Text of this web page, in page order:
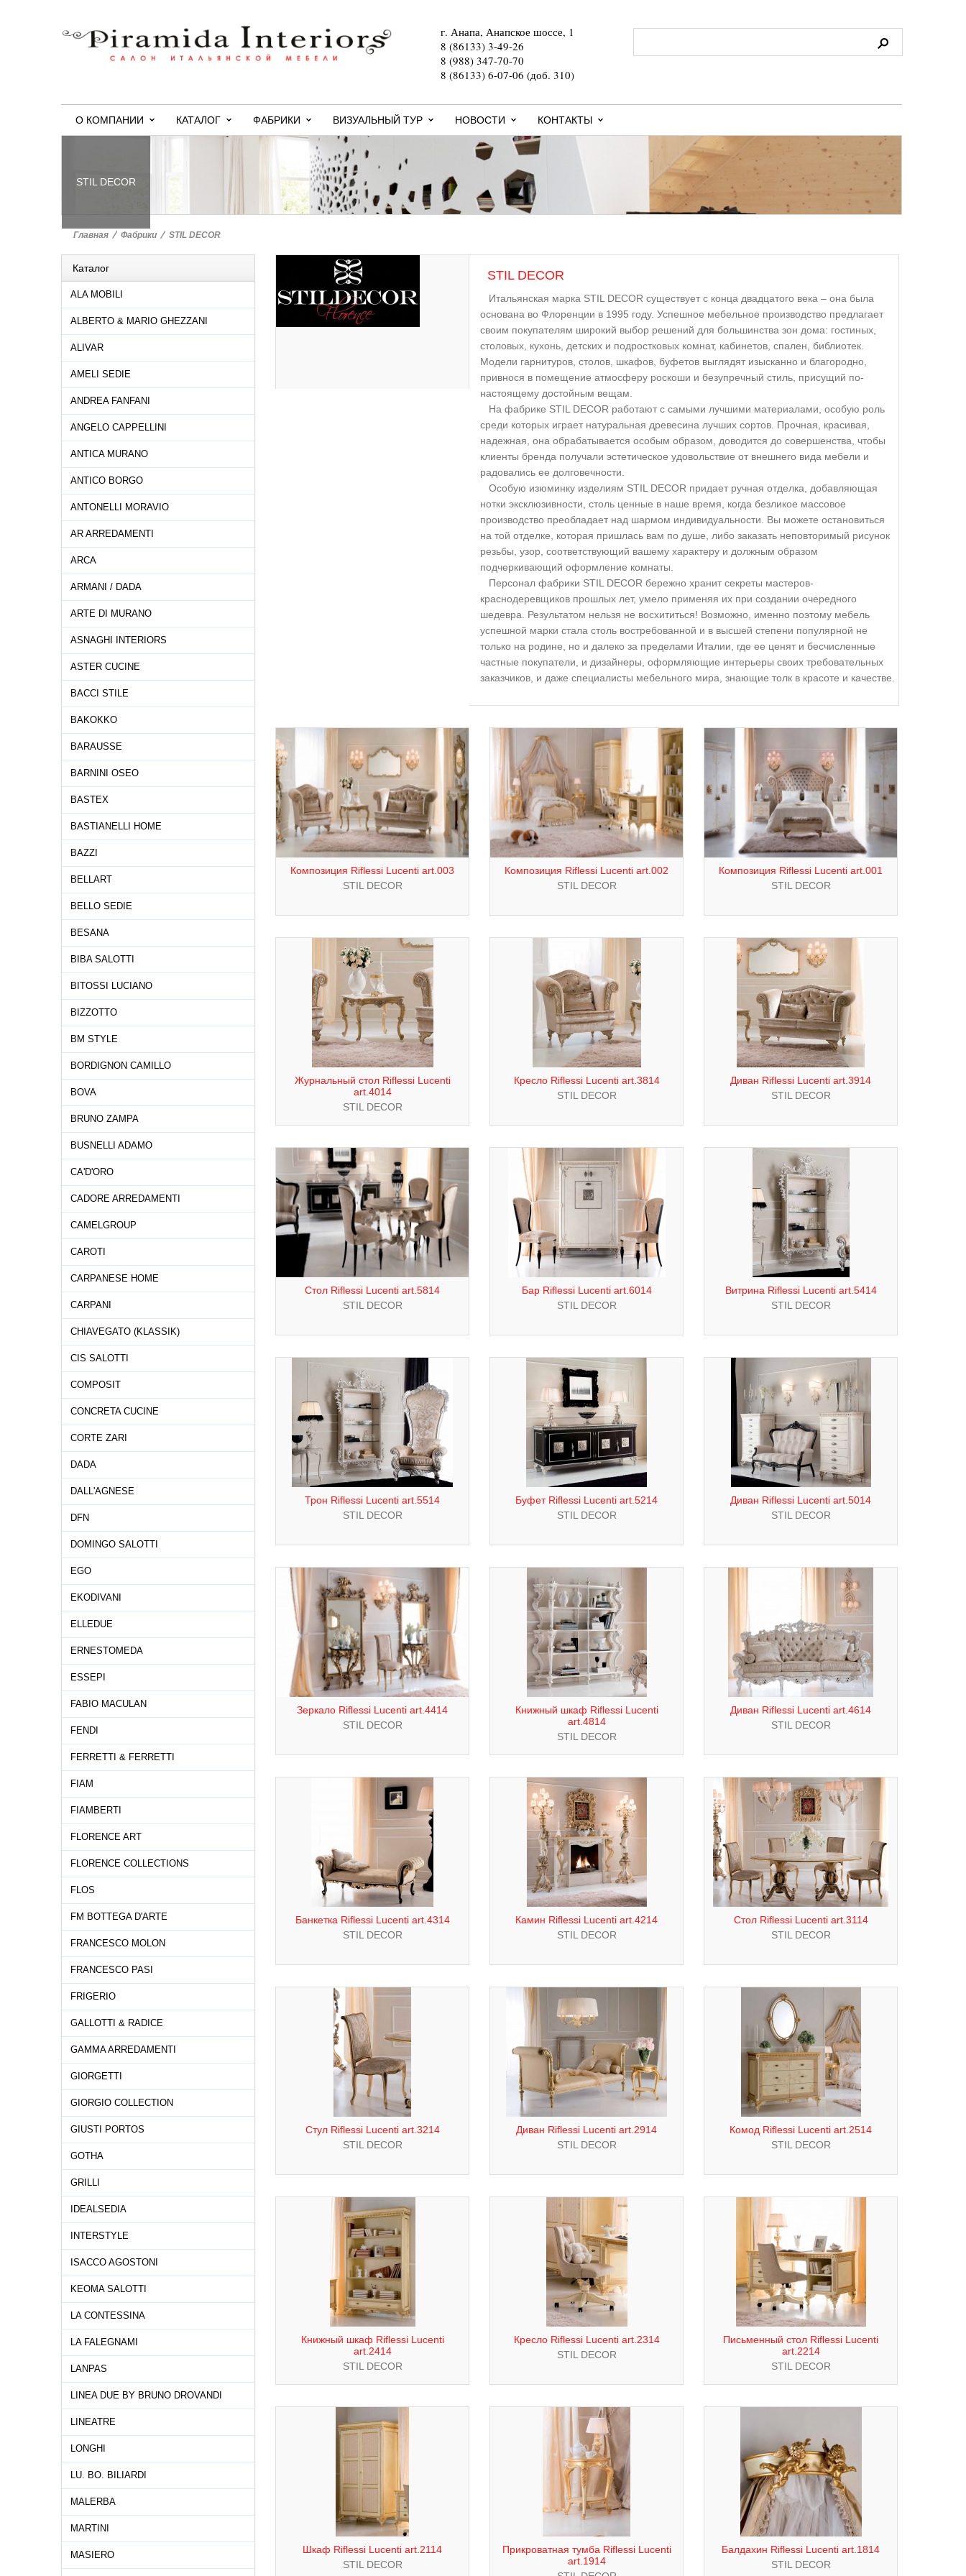
г. Анапа, Анапское шоссе, 1
8 (86133) 3-49-26
8 (988) 347-70-70
8 (86133) 6-07-06 (доб. 310)
О КОМПАНИИ КАТАЛОГ ФАБРИКИ ВИЗУАЛЬНЫЙ ТУР НОВОСТИ КОНТАКТЫ
STIL DECOR
Главная > Фабрики > STIL DECOR
Каталог
ALA MOBILI
ALBERTO & MARIO GHEZZANI
ALIVAR
AMELI SEDIE
ANDREA FANFANI
ANGELO CAPPELLINI
ANTICA MURANO
ANTICO BORGO
ANTONELLI MORAVIO
AR ARREDAMENTI
ARCA
ARMANI / DADA
ARTE DI MURANO
ASNAGHI INTERIORS
ASTER CUCINE
BACCI STILE
BAKOKKO
BARAUSSE
BARNINI OSEO
BASTEX
BASTIANELLI HOME
BAZZI
BELLART
BELLO SEDIE
BESANA
BIBA SALOTTI
BITOSSI LUCIANO
BIZZOTTO
BM STYLE
BORDIGNON CAMILLO
BOVA
BRUNO ZAMPA
BUSNELLI ADAMO
CA'D'ORO
CADORE ARREDAMENTI
CAMELGROUP
CAROTI
CARPANESE HOME
CARPANI
CHIAVEGATO (KLASSIK)
CIS SALOTTI
COMPOSIT
CONCRETA CUCINE
CORTE ZARI
DADA
DALL'AGNESE
DFN
DOMINGO SALOTTI
EGO
EKODIVANI
ELLEDUE
ERNESTOMEDA
ESSEPI
FABIO MACULAN
FENDI
FERRETTI & FERRETTI
FIAM
FIAMBERTI
FLORENCE ART
FLORENCE COLLECTIONS
FLOS
FM BOTTEGA D'ARTE
FRANCESCO MOLON
FRANCESCO PASI
FRIGERIO
GALLOTTI & RADICE
GAMMA ARREDAMENTI
GIORGETTI
GIORGIO COLLECTION
GIUSTI PORTOS
GOTHA
GRILLI
IDEALSEDIA
INTERSTYLE
ISACCO AGOSTONI
KEOMA SALOTTI
LA CONTESSINA
LA FALEGNAMI
LANPAS
LINEA DUE BY BRUNO DROVANDI
LINEATRE
LONGHI
LU. BO. BILIARDI
MALERBA
MARTINI
MASIERO
STIL DECOR
Итальянская марка STIL DECOR существует с конца двадцатого века – она была
основана во Флоренции в 1995 году. Успешное мебельное производство предлагает
своим покупателям широкий выбор решений для большинства зон дома: гостиных,
столовых, кухонь, детских и подростковых комнат, кабинетов, спален, библиотек.
Модели гарнитуров, столов, шкафов, буфетов выглядят изысканно и благородно,
привнося в помещение атмосферу роскоши и безупречный стиль, присущий по-
настоящему достойным вещам.
На фабрике STIL DECOR работают с самыми лучшими материалами, особую роль
среди которых играет натуральная древесина лучших сортов. Прочная, красивая,
надежная, она обрабатывается особым образом, доводится до совершенства, чтобы
клиенты бренда получали эстетическое удовольствие от внешнего вида мебели и
радовались ее долговечности.
Особую изюминку изделиям STIL DECOR придает ручная отделка, добавляющая
нотки эксклюзивности, столь ценные в наше время, когда безликое массовое
производство преобладает над шармом индивидуальности. Вы можете остановиться
на той отделке, которая пришлась вам по душе, либо заказать неповторимый рисунок
резьбы, узор, соответствующий вашему характеру и должным образом
подчеркивающий оформление комнаты.
Персонал фабрики STIL DECOR бережно хранит секреты мастеров-
краснодеревщиков прошлых лет, умело применяя их при создании очередного
шедевра. Результатом нельзя не восхититься! Возможно, именно поэтому мебель
успешной марки стала столь востребованной и в высшей степени популярной не
только на родине, но и далеко за пределами Италии, где ее ценят и бесчисленные
частные покупатели, и дизайнеры, оформляющие интерьеры своих требовательных
заказчиков, и даже специалисты мебельного мира, знающие толк в красоте и качестве.
Композиция Riflessi Lucenti art.003
STIL DECOR
Композиция Riflessi Lucenti art.002
STIL DECOR
Композиция Riflessi Lucenti art.001
STIL DECOR
Журнальный стол Riflessi Lucenti
art.4014
STIL DECOR
Кресло Riflessi Lucenti art.3814
STIL DECOR
Диван Riflessi Lucenti art.3914
STIL DECOR
Стол Riflessi Lucenti art.5814
STIL DECOR
Бар Riflessi Lucenti art.6014
STIL DECOR
Витрина Riflessi Lucenti art.5414
STIL DECOR
Трон Riflessi Lucenti art.5514
STIL DECOR
Буфет Riflessi Lucenti art.5214
STIL DECOR
Диван Riflessi Lucenti art.5014
STIL DECOR
Зеркало Riflessi Lucenti art.4414
STIL DECOR
Книжный шкаф Riflessi Lucenti
art.4814
STIL DECOR
Диван Riflessi Lucenti art.4614
STIL DECOR
Банкетка Riflessi Lucenti art.4314
STIL DECOR
Камин Riflessi Lucenti art.4214
STIL DECOR
Стол Riflessi Lucenti art.3114
STIL DECOR
Стул Riflessi Lucenti art.3214
STIL DECOR
Диван Riflessi Lucenti art.2914
STIL DECOR
Комод Riflessi Lucenti art.2514
STIL DECOR
Книжный шкаф Riflessi Lucenti
art.2414
STIL DECOR
Кресло Riflessi Lucenti art.2314
STIL DECOR
Письменный стол Riflessi Lucenti
art.2214
STIL DECOR
Шкаф Riflessi Lucenti art.2114
STIL DECOR
Прикроватная тумба Riflessi Lucenti
art.1914
Балдахин Riflessi Lucenti art.1814
STIL DECOR